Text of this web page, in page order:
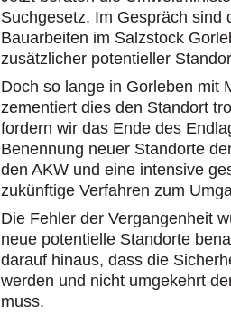
Suchgesetz. Im Gespräch sind
Bauarbeiten im Salzstock
zusätzlicher potentieller
Doch so lange in Gorleben mit
zementiert dies den Standort
fordern wir das Ende des
Benennung neuer Standorte
den AKW und eine intensive
zukünftige Verfahren zum
Die Fehler der Vergangenheit
neue potentielle Standorte
darauf hinaus, dass die
werden und nicht umgekehrt
muss.